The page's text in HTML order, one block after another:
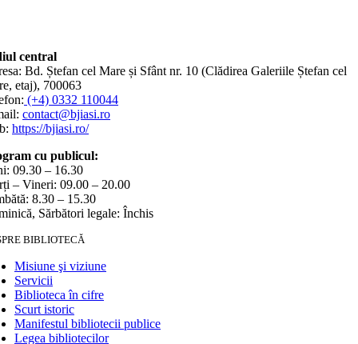
central
Bd. Ștefan cel Mare și Sfânt nr. 10 (Clădirea Galeriile Ștefan cel
etaj), 700063
(+4) 0332 110044
contact@bjiasi.ro
https://bjiasi.ro/
cu publicul:
09.30 – 16.30
– Vineri: 09.00 – 20.00
8.30 – 15.30
Sărbători legale: Închis
BIBLIOTECĂ
Misiune şi viziune
Servicii
Biblioteca în cifre
Scurt istoric
Manifestul bibliotecii publice
Legea bibliotecilor